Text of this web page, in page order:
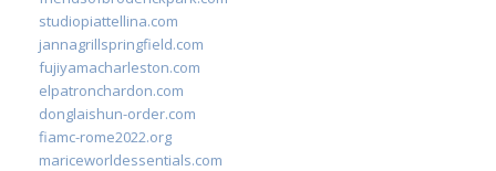
studiopiattellina.com
jannagrillspringfield.com
fujiyamacharleston.com
elpatronchardon.com
donglaishun-order.com
fiamc-rome2022.org
mariceworldessentials.com